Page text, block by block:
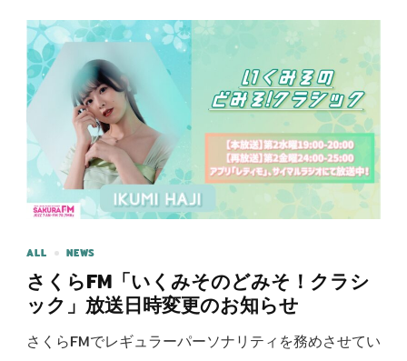
ALL NEWS
さくらFM「いくみそのどみそ！クラシ
ック」放送日時変更のお知らせ
さくらFMでレギュラーパーソナリティを務めさせてい